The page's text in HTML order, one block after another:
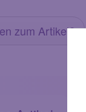
zum Artikel?